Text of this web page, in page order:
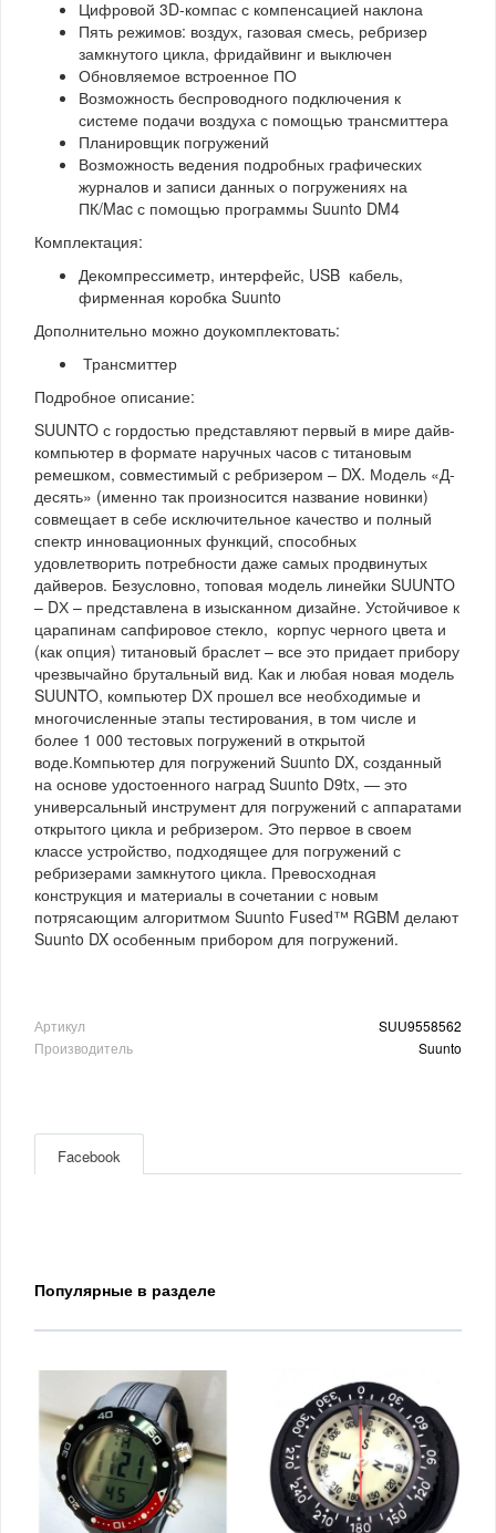
Цифровой 3D-компас с компенсацией наклона
Пять режимов: воздух, газовая смесь, ребризер
замкнутого цикла, фридайвинг и выключен
Обновляемое встроенное ПО
Возможность беспроводного подключения к
системе подачи воздуха с помощью трансмиттера
Планировщик погружений
Возможность ведения подробных графических
журналов и записи данных о погружениях на
ПК/Mac с помощью программы Suunto DM4
Комплектация:
Декомпрессиметр, интерфейс, USB кабель,
фирменная коробка Suunto
Дополнительно можно доукомплектовать:
Трансмиттер
Подробное описание:
SUUNTO с гордостью представляют первый в мире дайв-
компьютер в формате наручных часов с титановым
ремешком, совместимый с ребризером – DX. Модель «Д-
десять» (именно так произносится название новинки)
совмещает в себе исключительное качество и полный
спектр инновационных функций, способных
удовлетворить потребности даже самых продвинутых
дайверов. Безусловно, топовая модель линейки SUUNTO
– DХ – представлена в изысканном дизайне. Устойчивое к
царапинам сапфировое стекло, корпус черного цвета и
(как опция) титановый браслет – все это придает прибору
чрезвычайно брутальный вид. Как и любая новая модель
SUUNTO, компьютер DХ прошел все необходимые и
многочисленные этапы тестирования, в том числе и
более 1 000 тестовых погружений в открытой
воде.Компьютер для погружений Suunto DX, созданный
на основе удостоенного наград Suunto D9tx, — это
универсальный инструмент для погружений с аппаратами
открытого цикла и ребризером. Это первое в своем
классе устройство, подходящее для погружений с
ребризерами замкнутого цикла. Превосходная
конструкция и материалы в сочетании с новым
потрясающим алгоритмом Suunto Fused™ RGBM делают
Suunto DX особенным прибором для погружений.
Артикул
SUU9558562
Производитель
Suunto
Facebook
Популярные в разделе